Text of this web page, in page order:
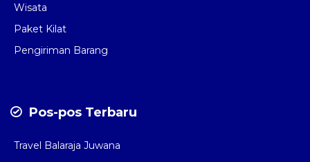
Wisata
Paket Kilat
Pengiriman Barang
Pos-pos Terbaru
Travel Balaraja Juwana